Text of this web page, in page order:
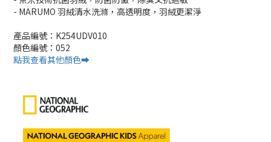
- MARUMO 羽絨清水洗滌，高透明度，羽絨更潔淨
產品編號：K254UDV010
顏色編號：052
點我查看其他顏色➡️